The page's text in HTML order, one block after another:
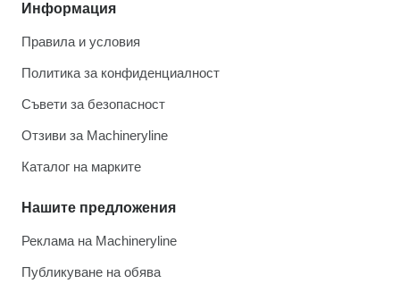
Информация
Правила и условия
Политика за конфиденциалност
Съвети за безопасност
Отзиви за Machineryline
Каталог на марките
Нашите предложения
Реклама на Machineryline
Публикуване на обява